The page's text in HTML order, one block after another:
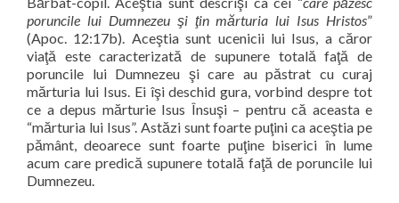
poruncile lui Dumnezeu şi ţin mărturia lui Isus Hristos”
(Apoc. 12:17b). Aceştia sunt ucenicii lui Isus, a căror
viaţă este caracterizată de supunere totală faţă de
poruncile lui Dumnezeu şi care au păstrat cu curaj
mărturia lui Isus. Ei îşi deschid gura, vorbind despre tot
ce a depus mărturie Isus Însuşi – pentru că aceasta e
“mărturia lui Isus”. Astăzi sunt foarte puţini ca aceştia pe
pământ, deoarece sunt foarte puţine biserici în lume
acum care predică supunere totală faţă de poruncile lui
Dumnezeu.